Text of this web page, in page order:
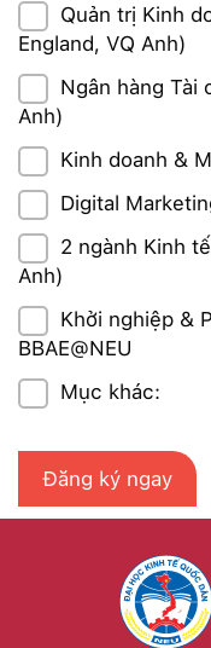
Quản trị Kinh
England, VQ Anh)
Ngân hàng Tài
Anh)
Kinh doanh &
Digital
2 ngành Kinh
Anh)
Khởi nghiệp &
BBAE@NEU
Mục khác: